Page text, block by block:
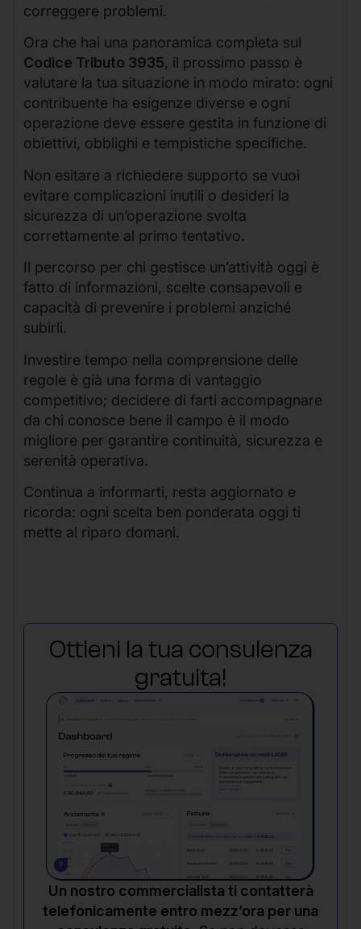
correggere problemi.
Ora che hai una panoramica completa sul
Codice Tributo 3935, il prossimo passo è
valutare la tua situazione in modo mirato: ogni
contribuente ha esigenze diverse e ogni
operazione deve essere gestita in funzione di
obiettivi, obblighi e tempistiche specifiche.
Non esitare a richiedere supporto se vuoi
evitare complicazioni inutili o desideri la
sicurezza di un’operazione svolta
correttamente al primo tentativo.
Il percorso per chi gestisce un’attività oggi è
fatto di informazioni, scelte consapevoli e
capacità di prevenire i problemi anziché
subirli.
Investire tempo nella comprensione delle
regole è già una forma di vantaggio
competitivo; decidere di farti accompagnare
da chi conosce bene il campo è il modo
migliore per garantire continuità, sicurezza e
serenità operativa.
Continua a informarti, resta aggiornato e
ricorda: ogni scelta ben ponderata oggi ti
mette al riparo domani.
Ottieni la tua consulenza
gratuita!
Un nostro commercialista ti contatterà
telefonicamente entro mezz’ora per una